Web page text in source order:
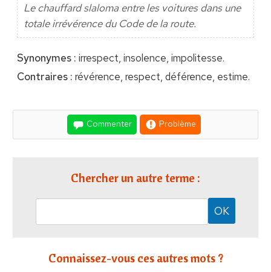
Le chauffard slaloma entre les voitures dans une
totale irrévérence du Code de la route.
Synonymes : irrespect, insolence, impolitesse.
Contraires : révérence, respect, déférence, estime.
Commenter Problème
Chercher un autre terme :
Connaissez-vous ces autres mots ?